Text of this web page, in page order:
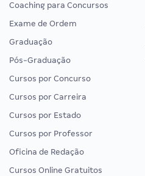
Coaching para Concursos
Exame de Ordem
Graduação
Pós-Graduação
Cursos por Concurso
Cursos por Carreira
Cursos por Estado
Cursos por Professor
Oficina de Redação
Cursos Online Gratuitos